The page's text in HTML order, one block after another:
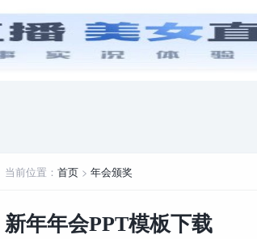
安卓游戏 游戏攻略 电脑游戏
当前位置： 首页> 年会颁奖
新年年会PPT模板下载